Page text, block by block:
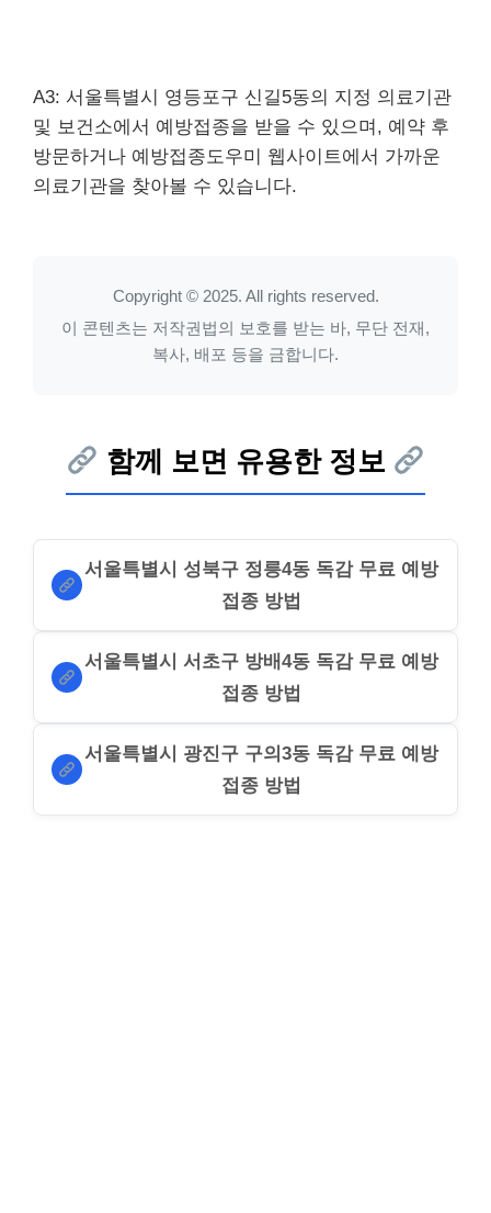
A3: 서울특별시 영등포구 신길5동의 지정 의료기관
및 보건소에서 예방접종을 받을 수 있으며, 예약 후
방문하거나 예방접종도우미 웹사이트에서 가까운
의료기관을 찾아볼 수 있습니다.
Copyright © 2025. All rights reserved.
이 콘텐츠는 저작권법의 보호를 받는 바, 무단 전재,
복사, 배포 등을 금합니다.
함께 보면 유용한 정보
서울특별시 성북구 정릉4동 독감 무료 예방
접종 방법
서울특별시 서초구 방배4동 독감 무료 예방
접종 방법
서울특별시 광진구 구의3동 독감 무료 예방
접종 방법